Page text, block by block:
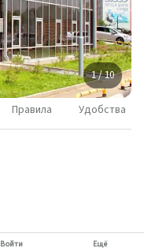
1 / 10
Правила Удобства
Войти Ещё